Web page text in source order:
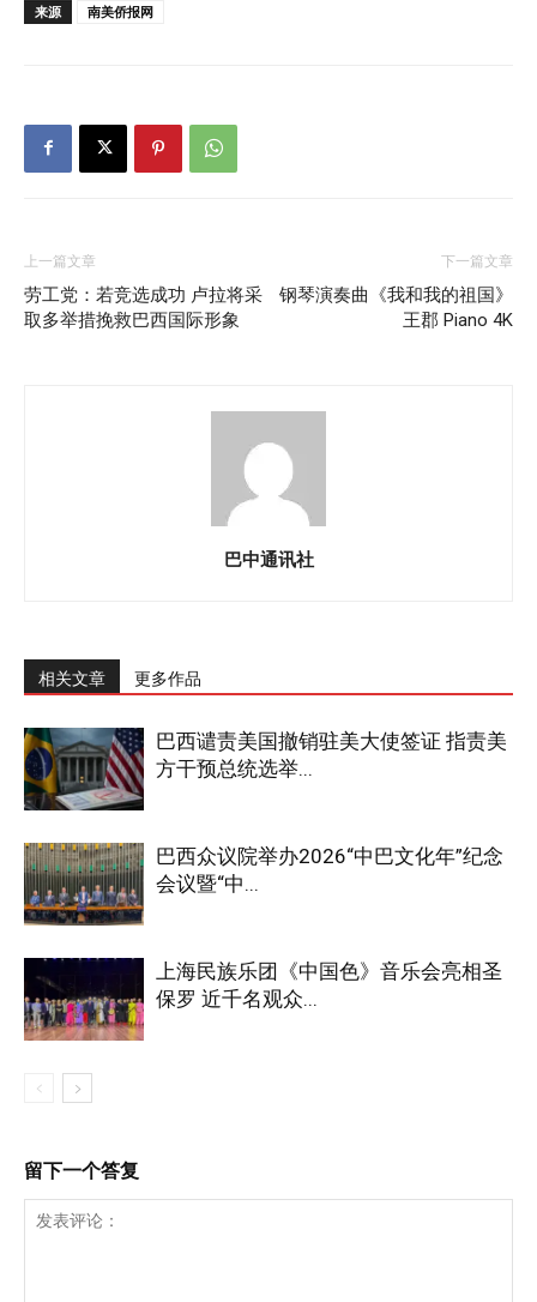
来源 南美侨报网
上一篇文章
劳工党：若竞选成功 卢拉将采
取多举措挽救巴西国际形象
下一篇文章
钢琴演奏曲《我和我的祖国》
王郡 Piano 4K
巴中通讯社
相关文章 更多作品
巴西谴责美国撤销驻美大使签证 指责美
方干预总统选举...
巴西众议院举办2026“中巴文化年”纪念
会议暨“中...
上海民族乐团《中国色》音乐会亮相圣
保罗 近千名观众...
留下一个答复